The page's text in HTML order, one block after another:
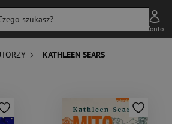
szukasz?
Konto
KATHLEEN SEARS